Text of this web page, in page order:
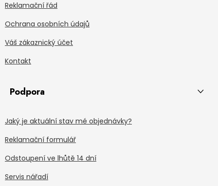
Reklamační řád
Ochrana osobních údajů
Váš zákaznický účet
Kontakt
Podpora
Jaký je aktuální stav mé objednávky?
Reklamační formulář
Odstoupení ve lhůtě 14 dní
Servis nářadí